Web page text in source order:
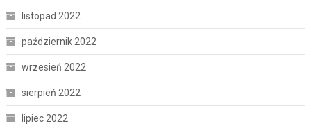
listopad 2022
październik 2022
wrzesień 2022
sierpień 2022
lipiec 2022